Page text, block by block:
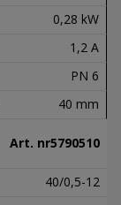
0,28 kW
1,2 A
PN 6
40 mm
Art. nr5790510
40/0,5-12